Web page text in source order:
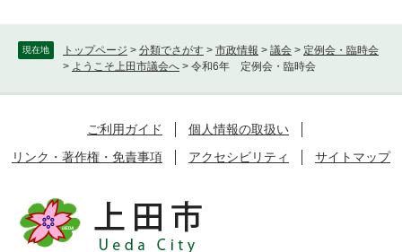
現在地 トップページ > 分類でさがす > 市政情報 > 議会 > 定例会・臨時会
> ようこそ上田市議会へ > 令和6年 定例会・臨時会
ご利用ガイド
個人情報の取扱い
リンク・著作権・免責事項
アクセシビリティ サイトマップ